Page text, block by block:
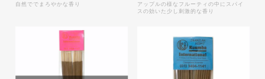
自然ででまろやかな香り
アップルの様なフルーティの中にスパイ
スの効いた少し刺激的な香り